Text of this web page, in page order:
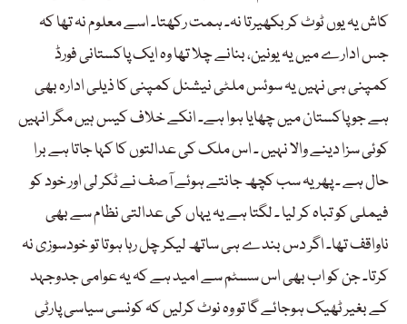
کاش یہ یوں ٹوٹ کر بکھیرتا نہ۔ ہمت رکھتا۔ اسے معلوم نہ تھا کہ
جس ادارے میں یہ یونین، بنانے چلا تھا وہ ایک پاکستانی فورڈ
کمپنی ہی نہیں یہ سوئس ملٹی نیشنل کمپنی کا ذیلی ادارہ بھی
ہے جو پاکستان میں چھایا ہوا ہے۔ انکے خلاف کیس ہیں مگر انہیں
کوئی سزا دینے والا نہیں ۔ اس ملک کی عدالتوں کا کہا جاتا ہے برا
حال ہے ۔ پھر یہ سب کچھ جانتے ہوئے آصف نے ٹکر لی اور خود کو
فیملی کو تباہ کر لیا ۔ لگتا ہے یہ یہاں کی عدالتی نظام سے بھی
ناواقف تھا۔ اگر دس بندے ہی ساتھ لیکر چل رہا ہوتا تو خودسوزی نہ
کرتا۔ جن کو اب بھی اس سسٹم سے امید ہے کہ یہ عوامی جدوجہد
کے بغیر ٹھیک ہوجائے گا تو وہ نوٹ کرلیں کہ کونسی سیاسی پارٹی